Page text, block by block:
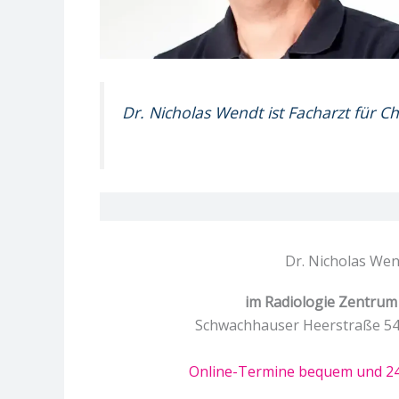
Dr. Nicholas Wendt ist Facharzt für
Dr. Nicholas
im Radiologie
Schwachhauser Heerstraße
Online-Termine bequem und